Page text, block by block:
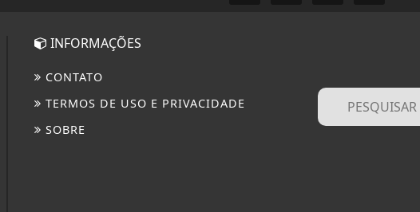
INFORMAÇÕES
CONTATO
TERMOS DE USO E PRIVACIDADE
SOBRE